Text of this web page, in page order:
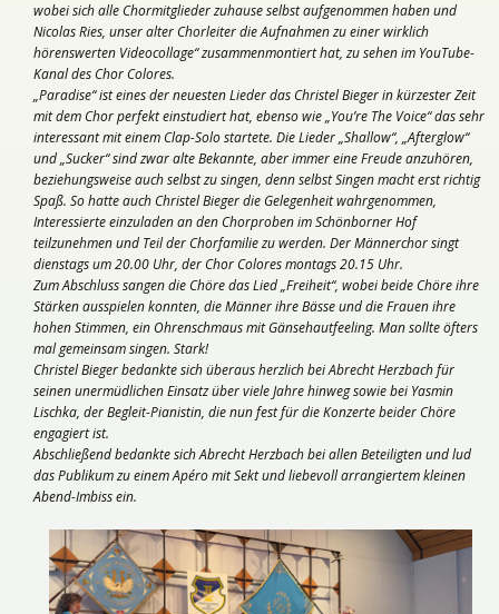
wobei sich alle Chormitglieder zuhause selbst aufgenommen haben und
Nicolas Ries, unser alter Chorleiter die Aufnahmen zu einer wirklich
hörenswerten Videocollage“ zusammenmontiert hat, zu sehen im YouTube-
Kanal des Chor Colores.
„Paradise“ ist eines der neuesten Lieder das Christel Bieger in kürzester Zeit
mit dem Chor perfekt einstudiert hat, ebenso wie „You’re The Voice“ das sehr
interessant mit einem Clap-Solo startete. Die Lieder „Shallow“, „Afterglow“
und „Sucker“ sind zwar alte Bekannte, aber immer eine Freude anzuhören,
beziehungsweise auch selbst zu singen, denn selbst Singen macht erst richtig
Spaß. So hatte auch Christel Bieger die Gelegenheit wahrgenommen,
Interessierte einzuladen an den Chorproben im Schönborner Hof
teilzunehmen und Teil der Chorfamilie zu werden. Der Männerchor singt
dienstags um 20.00 Uhr, der Chor Colores montags 20.15 Uhr.
Zum Abschluss sangen die Chöre das Lied „Freiheit“, wobei beide Chöre ihre
Stärken ausspielen konnten, die Männer ihre Bässe und die Frauen ihre
hohen Stimmen, ein Ohrenschmaus mit Gänsehautfeeling. Man sollte öfters
mal gemeinsam singen. Stark!
Christel Bieger bedankte sich überaus herzlich bei Abrecht Herzbach für
seinen unermüdlichen Einsatz über viele Jahre hinweg sowie bei Yasmin
Lischka, der Begleit-Pianistin, die nun fest für die Konzerte beider Chöre
engagiert ist.
Abschließend bedankte sich Abrecht Herzbach bei allen Beteiligten und lud
das Publikum zu einem Apéro mit Sekt und liebevoll arrangiertem kleinen
Abend-Imbiss ein.